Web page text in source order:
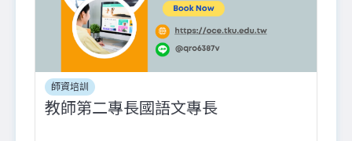
師資培訓
教師第二專長國語文專長